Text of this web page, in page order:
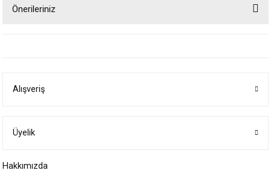
Önerileriniz
Ürün bilgilerinde hatalar bulunuyor.
Bu ürüne benzer farklı alternatifler olmalı.
Alışveriş
Üyelik
Hakkımızda